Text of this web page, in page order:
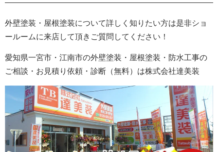
———————————————————————————-
外壁塗装・屋根塗装について詳しく知りたい方は是非ショ
ールームに来店して頂きご質問してください！
愛知県一宮市・江南市の外壁塗装 ・屋根塗装・防水工事の
ご相談・お見積り依頼・診断 （無料） は株式会社達美装